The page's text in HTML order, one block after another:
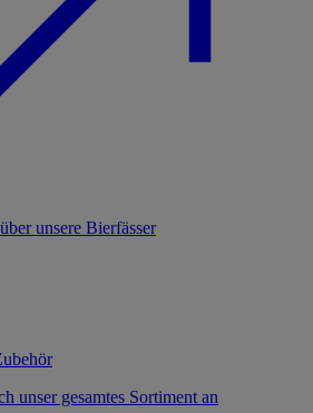
unsere Bierfässer
unser gesamtes Sortiment an